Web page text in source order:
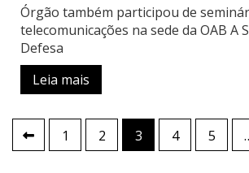
Órgão também participou de
telecomunicações na sede da OAB A
Defesa
Leia mais
Paginação
de
1 2 3 4 5